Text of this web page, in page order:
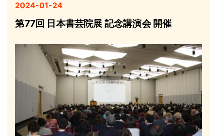
2024-01-24
第77回 日本書芸院展 記念講演会 開催